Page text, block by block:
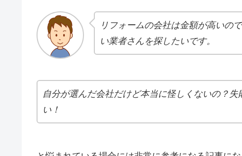
リフォームの会社は金額が高いの
い業者さんを探したいです。
自分が選んだ会社だけど本当に怪しくないの？
い！